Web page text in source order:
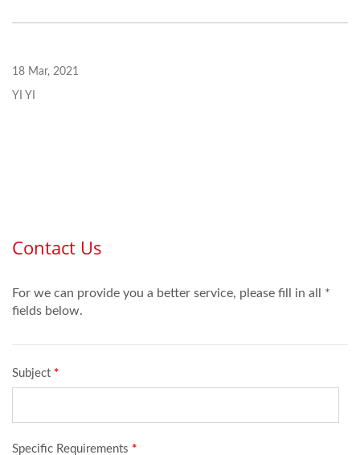
18 Mar, 2021
YI YI